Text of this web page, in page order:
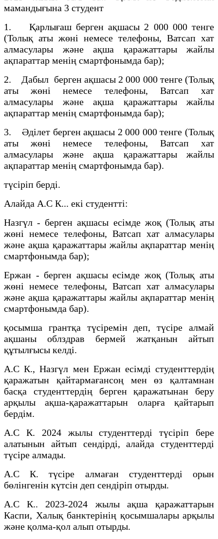
мамандығына 3 студент
1. Қарлығаш берген ақшасы 2 000 000 тенге
(Толық аты жөні немесе телефоны, Ватсап хат
алмасулары және ақша қаражаттары жайлы
ақпараттар менің смартфонымда бар);
2. Дабыл берген ақшасы 2 000 000 тенге (Толық
аты жөні немесе телефоны, Ватсап хат
алмасулары және ақша қаражаттары жайлы
ақпараттар менің смартфонымда бар);
3. Әділет берген ақшасы 2 000 000 тенге (Толық
аты жөні немесе телефоны, Ватсап хат
алмасулары және ақша қаражаттары жайлы
ақпараттар менің смартфонымда бар).
түсіріп берді.
Алайда А.С К... екі студентті:
Назгүл - берген ақшасы есімде жоқ (Толық аты
жөні немесе телефоны, Ватсап хат алмасулары
және ақша қаражаттары жайлы ақпараттар менің
смартфонымда бар);
Ержан - берген ақшасы есімде жоқ (Толық аты
жөні немесе телефоны, Ватсап хат алмасулары
және ақша қаражаттары жайлы ақпараттар менің
смартфонымда бар).
қосымша грантқа түсіремін деп, түсіре алмай
ақшаны облздрав бермей жатқанын айтып
құтылғысы келді.
А.С К., Назгүл мен Ержан есімді студенттердің
қаражатын қайтармағансоң мен өз қалтамнан
басқа студенттердің берген қаражатынан беру
арқылы ақша-қаражаттарын оларға қайтарып
бердім.
А.С К. 2024 жылы студенттерді түсіріп бере
алатынын айтып сендірді, алайда студенттерді
түсіре алмады.
А.С К. түсіре алмаған студенттерді орын
бөлінгенін күтсін деп сендіріп отырды.
А.С К.. 2023-2024 жылы ақша қаражаттарын
Каспи, Халық банктерінің қосымшалары арқылы
және қолма-қол алып отырды.